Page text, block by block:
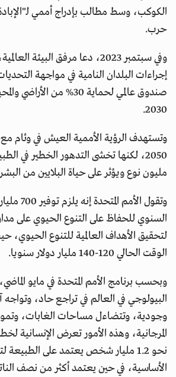
الكوكب، وسط مطالب بإدراج أممي
حرب.
وفي سبتمبر 2023، دعا مرفق البيئة
إجراءات البلدان النامية في مواجهة
صندوق عالمي لحماية 30% من
2030.
وتستهدف الرؤية الأممية العيش في وئام
2050، لكنها تخشى التدهور الخطير في
مليون نوع ويؤثر على حياة البلايين من
وتقول
السنوي للحفاظ على التنوع الحيوي على
لتحقيق الأهداف العالمية للتنوع الحيوي،
الوقت الحالي 120-140 مليار دولار سنويا.
وبحسب برنامج الأمم المتحدة في مايو
البيولوجي في العالم في تراجع حاد، وتواجه
وجودية، وتتضاءل مساحات الغابات،
المرجانية، وهذه الأمور تعرض الإنسانية
نحو 1.2 مليار شخص يعتمد على الطبيعة
الأساسية، في حين يعتمد أكثر من نصف